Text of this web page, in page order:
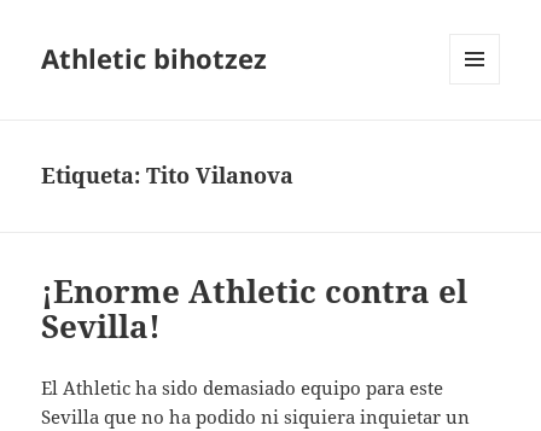
Athletic bihotzez
Etiqueta:Tito Vilanova
¡Enorme Athletic contra el
Sevilla!
El Athletic ha sido demasiado equipo para este
Sevilla que no ha podido ni siquiera inquietar un